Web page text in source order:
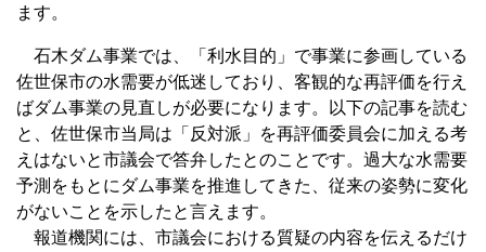
ます。
石木ダム事業では、「利水目的」で事業に参画している
佐世保市の水需要が低迷しており、客観的な再評価を行え
ばダム事業の見直しが必要になります。以下の記事を読む
と、佐世保市当局は「反対派」を再評価委員会に加える考
えはないと市議会で答弁したとのことです。過大な水需要
予測をもとにダム事業を推進してきた、従来の姿勢に変化
がないことを示したと言えます。
報道機関には、市議会における質疑の内容を伝えるだけ